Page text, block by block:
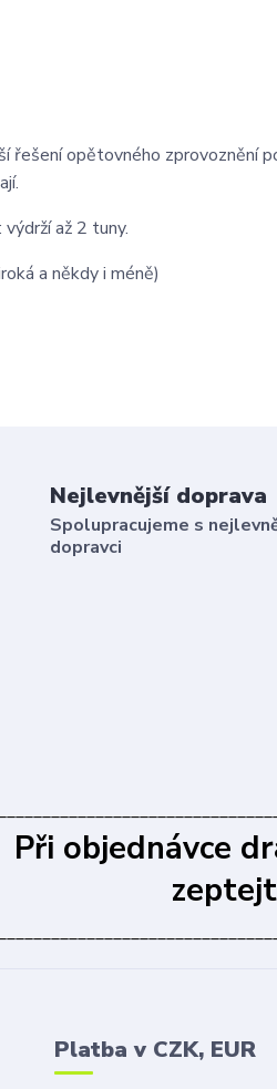
řešení opětovného zprovoznění
až 2 tuny.
a někdy i méně)
Nejlevnější doprava
Spolupracujeme s
dopravci
Při objednávce
Platba v CZK, EUR